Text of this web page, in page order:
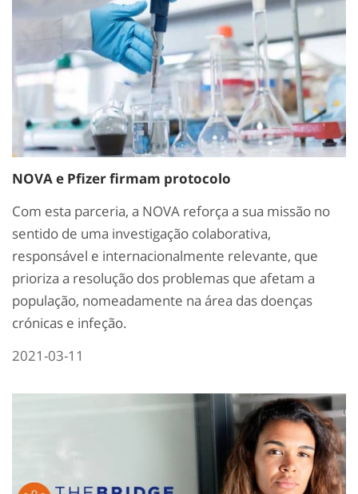
NOVA e Pfizer firmam protocolo
Com esta parceria, a NOVA reforça a sua missão no
sentido de uma investigação colaborativa,
responsável e internacionalmente relevante, que
prioriza a resolução dos problemas que afetam a
população, nomeadamente na área das doenças
crónicas e infeção.
2021-03-11